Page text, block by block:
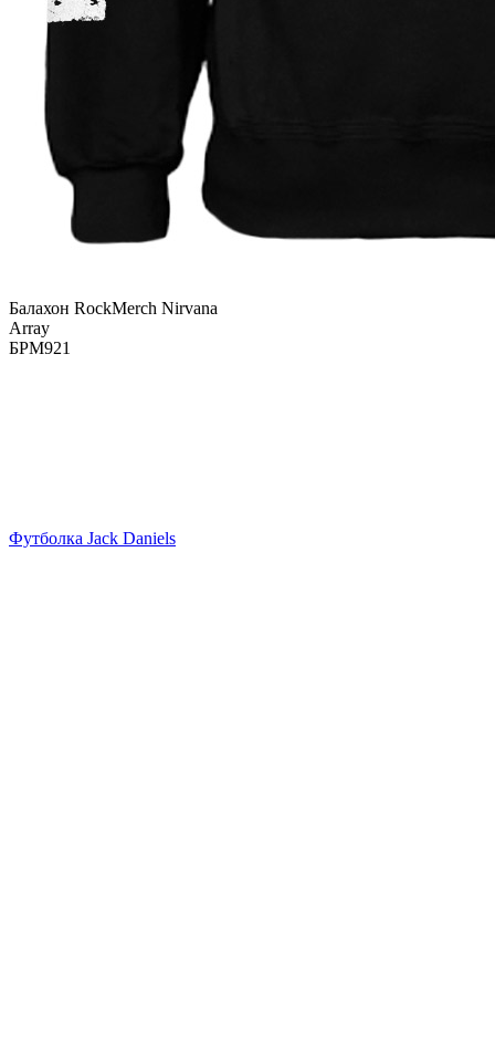
Балахон RockMerch Nirvana
Array
БРМ921
Футболка Jack Daniels